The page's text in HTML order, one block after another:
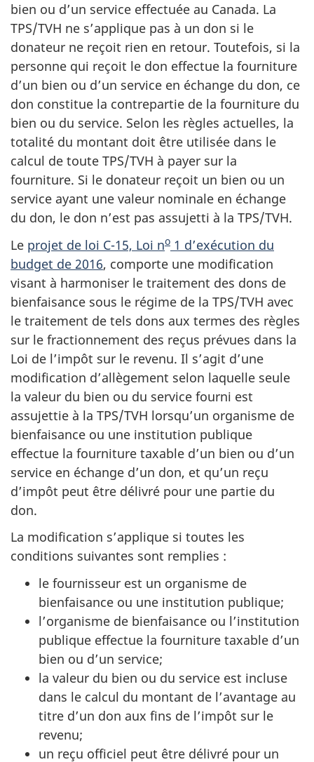
bien ou d’un service effectuée au Canada. La
TPS/TVH ne s’applique pas à un don si le
donateur ne reçoit rien en retour. Toutefois, si la
personne qui reçoit le don effectue la fourniture
d’un bien ou d’un service en échange du don, ce
don constitue la contrepartie de la fourniture du
bien ou du service. Selon les règles actuelles, la
totalité du montant doit être utilisée dans le
calcul de toute TPS/TVH à payer sur la
fourniture. Si le donateur reçoit un bien ou un
service ayant une valeur nominale en échange
du don, le don n’est pas assujetti à la TPS/TVH.
Le projet de loi C-15, Loi no 1 d’exécution du
budget de 2016, comporte une modification
visant à harmoniser le traitement des dons de
bienfaisance sous le régime de la TPS/TVH avec
le traitement de tels dons aux termes des règles
sur le fractionnement des reçus prévues dans la
Loi de l’impôt sur le revenu. Il s’agit d’une
modification d’allègement selon laquelle seule
la valeur du bien ou du service fourni est
assujettie à la TPS/TVH lorsqu’un organisme de
bienfaisance ou une institution publique
effectue la fourniture taxable d’un bien ou d’un
service en échange d’un don, et qu’un reçu
d’impôt peut être délivré pour une partie du
don.
La modification s’applique si toutes les
conditions suivantes sont remplies :
le fournisseur est un organisme de
bienfaisance ou une institution publique;
l’organisme de bienfaisance ou l’institution
publique effectue la fourniture taxable d’un
bien ou d’un service;
la valeur du bien ou du service est incluse
dans le calcul du montant de l’avantage au
titre d’un don aux fins de l’impôt sur le
revenu;
un reçu officiel peut être délivré pour un